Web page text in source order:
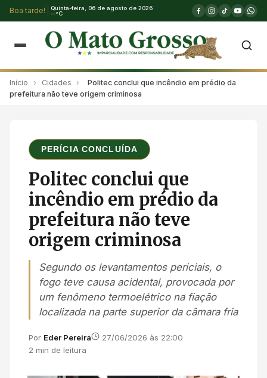
Boa tarde!
Quinta-feira, 06 de agosto de 2026
--°C
Início › Cidades ›
Politec conclui que incêndio em prédio da
prefeitura não teve origem criminosa
PERÍCIA CONCLUÍDA
Politec conclui que
incêndio em prédio da
prefeitura não teve
origem criminosa
Segundo os levantamentos periciais, o
fogo teve causa acidental, provocada por
um fenômeno termoelétrico na fiação
localizada na parte superior da câmara fria
Por Eder Pereira
27/06/2026 às 22:00
2 min de leitura